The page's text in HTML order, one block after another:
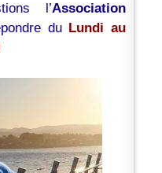
l’Association
du Lundi au